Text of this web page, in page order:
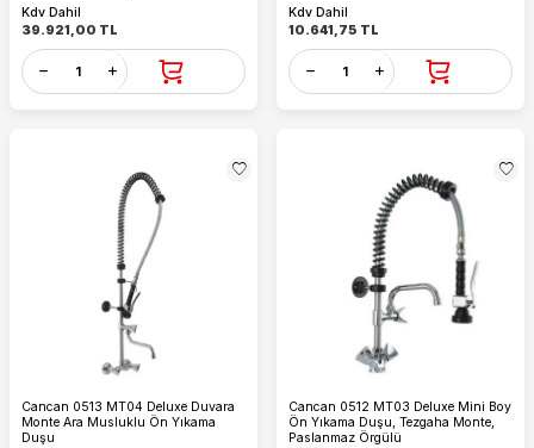
Kdv Dahil
39.921,00 TL
Kdv Dahil
10.641,75 TL
Cancan 0513 MT04 Deluxe Duvara
Monte Ara Musluklu Ön Yıkama
Duşu
Cancan 0512 MT03 Deluxe Mini Boy
Ön Yıkama Duşu, Tezgaha Monte,
Paslanmaz Örgülü